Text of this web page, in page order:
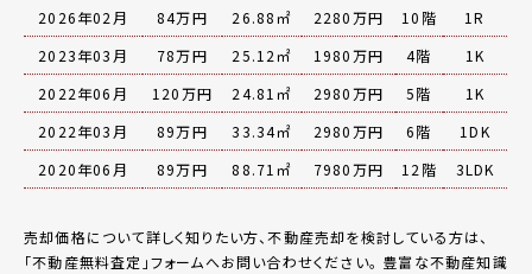
2026年02月
84万円 26.88㎡ 2280万円 10階
1R
2023年03月
78万円 25.12㎡ 1980万円 4階
1K
2022年06月
120万円 24.81㎡ 2980万円 5階
1K
2022年03月
89万円 33.34㎡ 2980万円 6階
1DK
2020年06月
89万円 88.71㎡ 7980万円 12階 3LDK
売却価格について詳しく知りたい方、不動産売却を検討している方は、
「不動産無料査定 」フォームへお問い合わせください。 豊富な不動産知識